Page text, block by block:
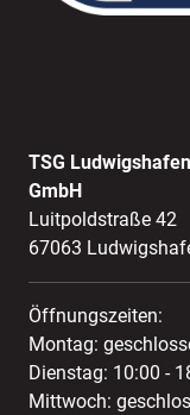
TSG
GmbH
Luitpoldstraße 42
67063
Öffnungszeiten:
Montag:
Dienstag: 10:00 -
Mittwoch: